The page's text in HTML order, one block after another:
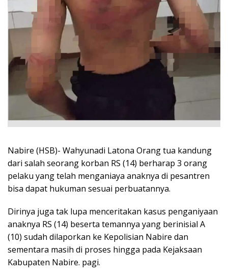
Nabire (HSB)- Wahyunadi Latona Orang tua kandung
dari salah seorang korban RS (14) berharap 3 orang
pelaku yang telah menganiaya anaknya di pesantren
bisa dapat hukuman sesuai perbuatannya.
Dirinya juga tak lupa menceritakan kasus penganiyaan
anaknya RS (14) beserta temannya yang berinisial A
(10) sudah dilaporkan ke Kepolisian Nabire dan
sementara masih di proses hingga pada Kejaksaan
Kabupaten Nabire. pagi.